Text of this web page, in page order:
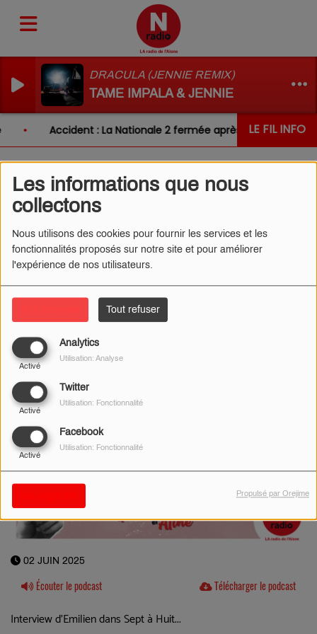
Les informations que nous
collectons
Nous utilisons des cookies pour fournir les services et les
fonctionnalités proposés sur notre site et pour améliorer
l'expérience de nos utilisateurs.
Tout refuser
Analytics
Activé
Utilisation: Analyse
Twitter
Activé
Utilisation: Fonctionnalité
Facebook
Activé
Utilisation: Fonctionnalité
Propulsé par Orejime
DRACULA (JENNIE REMIX)
TAME IMPALA & JENNIE
LE FIL INFO
Accident : La Nationale 2 fermée après un choc entre
L'ŒIL DE CÉDRIC 02/06/2025
MIDI EMILIEN
02 JUIN 2025
Écouter le podcast Télécharger le podcast
Interview d'Emilien dans Sept à Huit...